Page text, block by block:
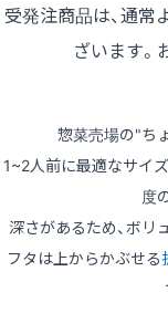
受発注商品は、通常
ざいます
惣菜売場の"ち
1~2人前に最適なサイ
度
深さがあるため、ボリ
フタは上からかぶせる